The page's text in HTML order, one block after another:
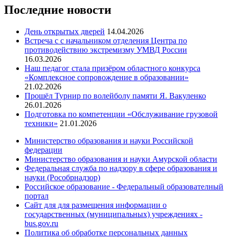
Последние новости
День открытых дверей 14.04.2026
Встреча с с начальником отделения Центра по
противодействию экстремизму УМВД России
16.03.2026
Наш педагог стала призёром областного конкурса
«Комплексное сопровождение в образовании»
21.02.2026
Прошёл Турнир по волейболу памяти Я. Вакуленко
26.01.2026
Подготовка по компетенции «Обслуживание грузовой
техники» 21.01.2026
Министерство образования и науки Российской
федерации
Министерство образования и науки Амурской области
Федеральная служба по надзору в сфере образования и
науки (Рособрнадзор)
Российское образование - Федеральный образователный
портал
Сайт для для размещения информации о
государственных (муниципальных) учреждениях -
bus.gov.ru
Политика об обработке персональных данных